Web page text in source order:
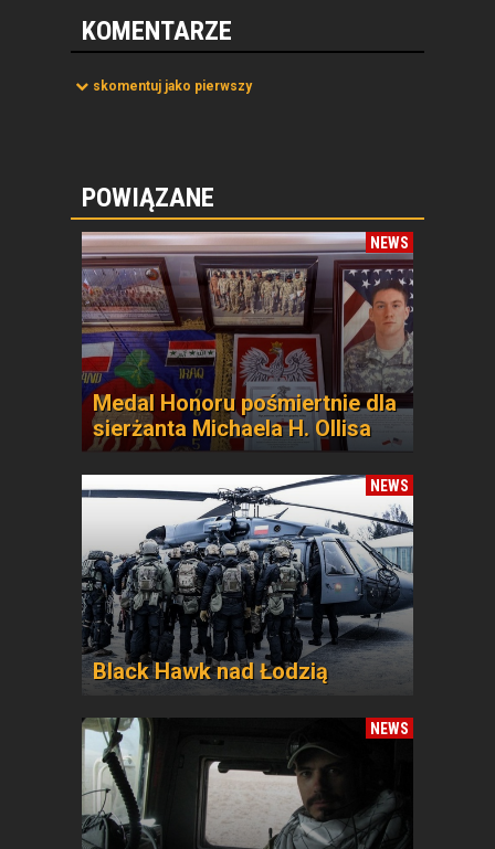
KOMENTARZE
skomentuj jako pierwszy
POWIĄZANE
NEWS
Medal Honoru pośmiertnie dla
sierżanta Michaela H. Ollisa
NEWS
Black Hawk nad Łodzią
NEWS